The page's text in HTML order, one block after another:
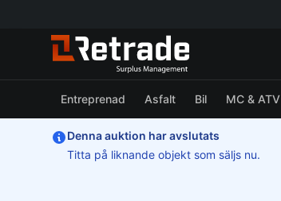
Entreprenad Asfalt Bil MC & ATV
Denna auktion har avslutats
Titta på liknande objekt som säljs nu.